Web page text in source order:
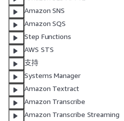
Amazon SNS
Amazon SQS
Step Functions
AWS STS
支持
Systems Manager
Amazon Textract
Amazon Transcribe
Amazon Transcribe Streaming